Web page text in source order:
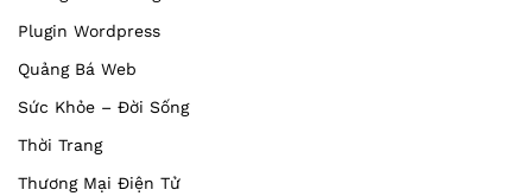
Plugin Wordpress
Quảng Bá Web
Sức Khỏe – Đời Sống
Thời Trang
Thương Mại Điện Tử